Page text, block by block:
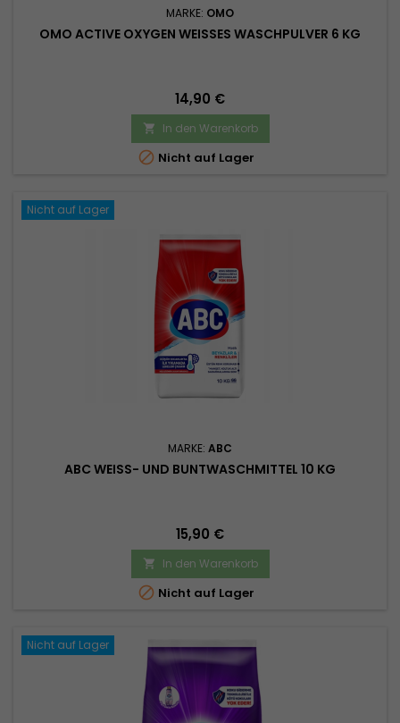
MARKE: OMO
OMO ACTIVE OXYGEN WEISSES WASCHPULVER 6 KG
Preis
14,90 €
 In den Warenkorb
 Nicht auf Lager
Nicht auf Lager
MARKE: ABC
ABC WEISS- UND BUNTWASCHMITTEL 10 KG
Preis
15,90 €
 In den Warenkorb
 Nicht auf Lager
Nicht auf Lager